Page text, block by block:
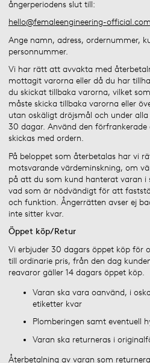
ångerperiodens slut till:
hello@femaleengineering-official.com
Ange namn, adress, ordernummer,
personnummer.
Vi har rätt att avvakta med
mottagit varorna eller då du har
du skickat tillbaka varorna, vilket
måste skicka tillbaka varorna eller
utan oskäligt dröjsmål och under
30 dagar. Använd den förfrankerade
skickas med ordern.
På beloppet som återbetalas har vi
motsvarande värdeminskning, om
på att du som kund hanterat varan i
vad som är nödvändigt för att
och funktion. Ångerrätten avser ej
inte sitter kvar.
Öppet köp/Retur
Vi erbjuder 30 dagars öppet köp för
till ordinarie pris, från den dag
reavaror gäller 14 dagars öppet köp.
Varan ska vara oanvänd, i
etiketter kvar
Plomberingen samt eventuell
Varan ska returneras i
Återbetalning av varan som